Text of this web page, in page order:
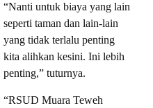
“Nanti untuk biaya yang lain
seperti taman dan lain-lain
yang tidak terlalu penting
kita alihkan kesini. Ini lebih
penting,” tuturnya.
“RSUD Muara Teweh